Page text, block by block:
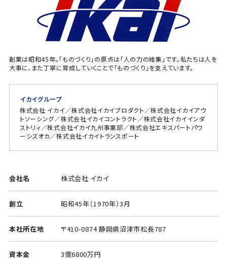
創業は昭和45年。「ものづくり」の原点は「人の力の結集」です。私たちは人を
大事に、また丁寧に育成していくことで「ものづくり」を支えています。
イカイグループ
株式会社 イカイ／株式会社イカイプロダクト／株式会社イカイアウ
トソーシング／株式会社イカイコントラクト／株式会社イカイインダ
ストリィ／株式会社イカイ九州事業部／株式会社エキスパートパワ
ーシズオカ／株式会社イカイトランスポート
会社名 株式会社 イカイ
創立 昭和45年（1970年）3月
本社所在地 〒410-0874 静岡県沼津市松長787
資本金 3億6800万円